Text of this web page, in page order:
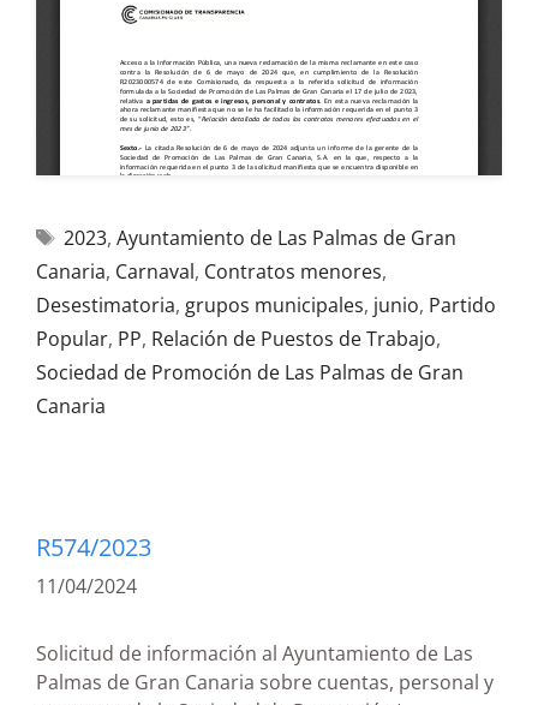
2023, Ayuntamiento de Las Palmas de Gran
Canaria, Carnaval, Contratos menores,
Desestimatoria, grupos municipales, junio, Partido
Popular, PP, Relación de Puestos de Trabajo,
Sociedad de Promoción de Las Palmas de Gran
Canaria
R574/2023
11/04/2024
Solicitud de información al Ayuntamiento de Las
Palmas de Gran Canaria sobre cuentas, personal y